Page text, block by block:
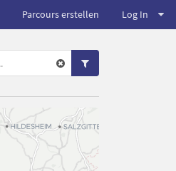
Parcours erstellen Log In